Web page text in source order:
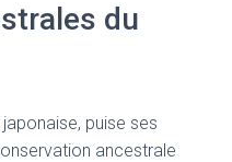
du
puise ses
ancestrale